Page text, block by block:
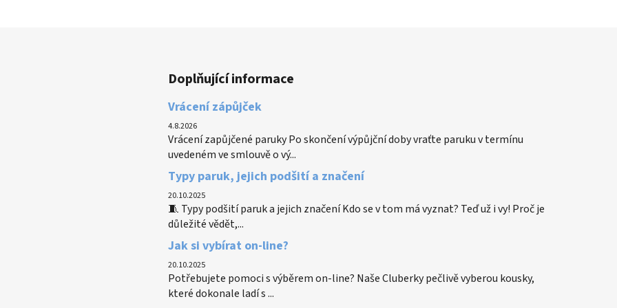
Doplňující informace
Vrácení zápůjček
4.8.2026
Vrácení zapůjčené paruky Po skončení výpůjční doby vraťte paruku v termínu
uvedeném ve smlouvě o vý...
Typy paruk, jejich podšití a značení
20.10.2025
🧵 Typy podšití paruk a jejich značení Kdo se v tom má vyznat? Teď už i vy! Proč je
důležité vědět,...
Jak si vybírat on-line?
20.10.2025
Potřebujete pomoci s výběrem on-line? Naše Cluberky pečlivě vyberou kousky,
které dokonale ladí s ...